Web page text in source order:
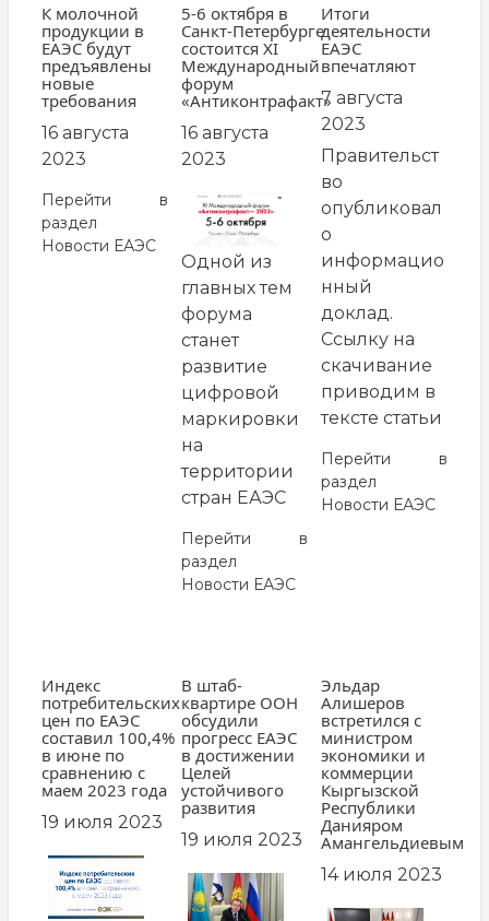
К молочной
продукции в
ЕАЭС будут
предъявлены
новые
требования
16 августа
2023
Перейти в
раздел
Новости ЕАЭС
5-6 октября в
Санкт-Петербурге
состоится XI
Международный
форум
«Антиконтрафакт»
16 августа
2023
Одной из
главных тем
форума
станет
развитие
цифровой
маркировки
на
территории
стран ЕАЭС
Перейти в
раздел
Новости ЕАЭС
Итоги
деятельности
ЕАЭС
впечатляют
7 августа
2023
Правительст
во
опубликовал
о
информацио
нный
доклад.
Ссылку на
скачивание
приводим в
тексте статьи
Перейти в
раздел
Новости ЕАЭС
Индекс
потребительских
цен по ЕАЭС
составил 100,4%
в июне по
сравнению с
маем 2023 года
19 июля 2023
В штаб-
квартире ООН
обсудили
прогресс ЕАЭС
в достижении
Целей
устойчивого
развития
19 июля 2023
Эльдар
Алишеров
встретился с
министром
экономики и
коммерции
Кыргызской
Республики
Данияром
Амангельдиевым
14 июля 2023